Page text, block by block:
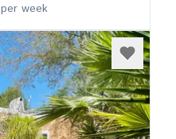
per week